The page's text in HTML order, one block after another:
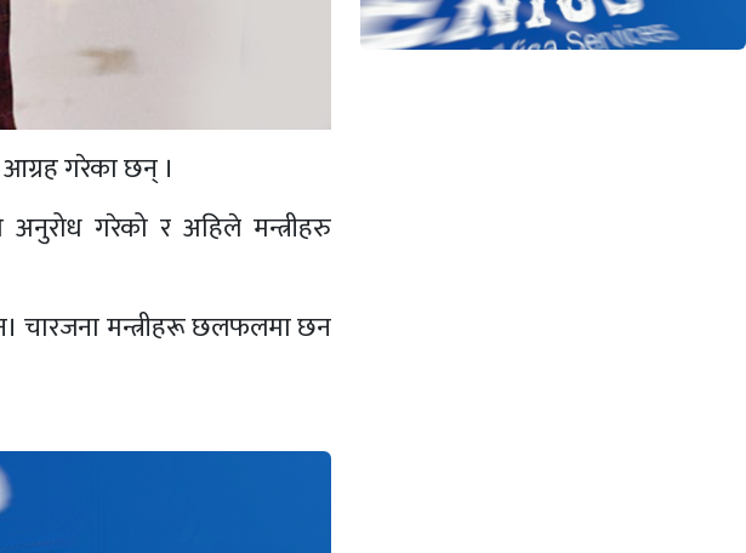
गरेका छन् ।
अनुरोध गरेको र अहिले मन्त्रीहरु
चारजना मन्त्रीहरू छलफलमा छन